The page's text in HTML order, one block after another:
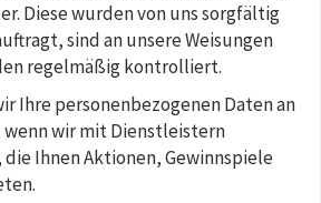
Diese wurden von uns sorgfältig
sind an unsere Weisungen
regelmäßig kontrolliert.
Ihre personenbezogenen Daten an
wir mit Dienstleistern
Ihnen Aktionen, Gewinnspiele